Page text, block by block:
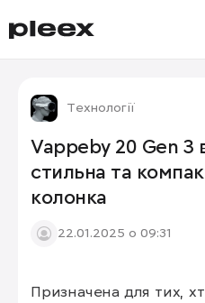
Технології
Vappeby 20 Gen 3
стильна та
колонка
22.01.2025 о 09:31
Призначена для тих,